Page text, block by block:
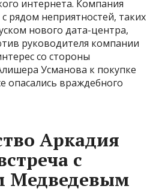
интернета. Компания
рядом неприятностей, таких
нового дата-центра,
руководителя компании
со стороны
Усманова к покупке
опасались враждебного
Аркадия
с
Медведевым